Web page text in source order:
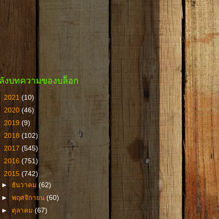
งบทความของบล็อก
2021 (10)
2020 (46)
2019 (9)
2018 (102)
2017 (545)
2016 (751)
2015 (742)
► ธันวาคม(62)
►พฤศจิกายน(60)
► ตุลาคม(67)